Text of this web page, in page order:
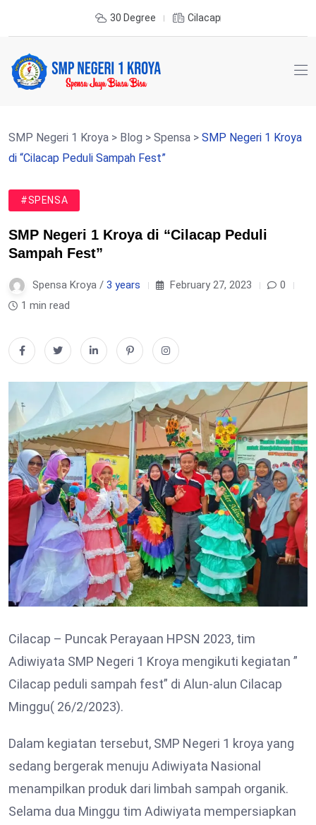
30 Degree Cilacap
SMP Negeri 1 Kroya > Blog > Spensa > SMP Negeri 1 Kroya
di “Cilacap Peduli Sampah Fest”
#SPENSA
SMP Negeri 1 Kroya di “Cilacap Peduli
Sampah Fest”
Spensa Kroya / 3 years February 27, 2023
0
1 min read
Cilacap – Puncak Perayaan HPSN 2023, tim
Adiwiyata SMP Negeri 1 Kroya mengikuti kegiatan ”
Cilacap peduli sampah fest” di Alun-alun Cilacap
Minggu( 26/2/2023).
Dalam kegiatan tersebut, SMP Negeri 1 kroya yang
sedang bergerak menuju Adiwiyata Nasional
menampilkan produk dari limbah sampah organik.
Selama dua Minggu tim Adiwiyata mempersiapkan